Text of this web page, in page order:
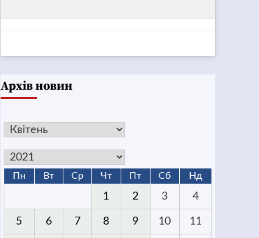
Архів новин
Пн Вт Ср Чт Пт Сб Нд
1 2 3 4
5 6 7 8 9 10 11